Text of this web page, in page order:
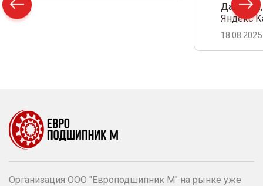
Дамир
Яндекс
18.08.2025
Организация ООО "Европодшипник М" на рынке уже